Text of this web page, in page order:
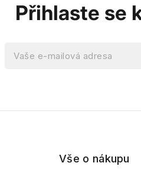
Přihlaste se
Vše o nákupu